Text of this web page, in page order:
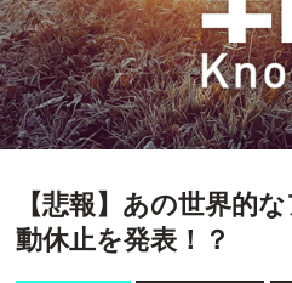
【悲報】あの世界的
動休止を発表！？